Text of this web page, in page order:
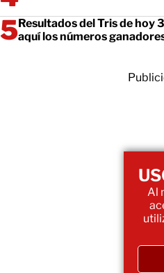
Resultados del Tris de hoy
aquí los números
Al